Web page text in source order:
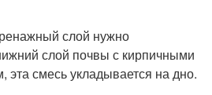
слой нужно
слой почвы с кирпичными
эта смесь укладывается на дно.